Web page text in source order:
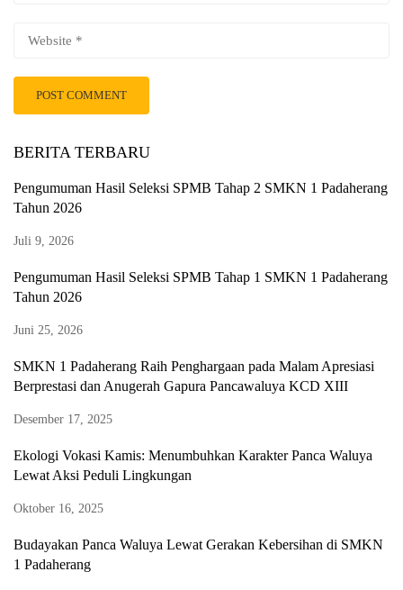
BERITA TERBARU
Pengumuman Hasil Seleksi SPMB Tahap 2 SMKN 1 Padaherang
Tahun 2026
Juli 9, 2026
Pengumuman Hasil Seleksi SPMB Tahap 1 SMKN 1 Padaherang
Tahun 2026
Juni 25, 2026
SMKN 1 Padaherang Raih Penghargaan pada Malam Apresiasi
Berprestasi dan Anugerah Gapura Pancawaluya KCD XIII
Desember 17, 2025
Ekologi Vokasi Kamis: Menumbuhkan Karakter Panca Waluya
Lewat Aksi Peduli Lingkungan
Oktober 16, 2025
Budayakan Panca Waluya Lewat Gerakan Kebersihan di SMKN
1 Padaherang